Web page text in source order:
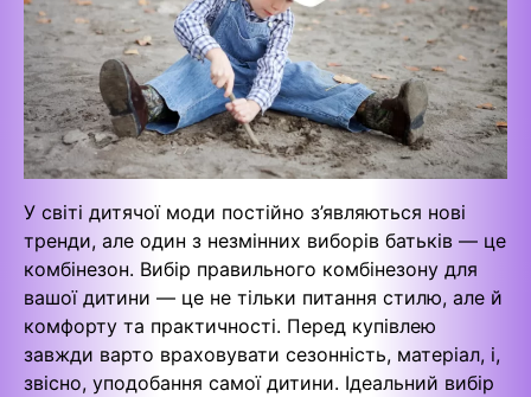
У світі дитячої моди постійно з’являються нові
тренди, але один з незмінних виборів батьків — це
комбінезон. Вибір правильного комбінезону для
вашої дитини — це не тільки питання стилю, але й
комфорту та практичності. Перед купівлею
завжди варто враховувати сезонність, матеріал, і,
звісно, уподобання самої дитини. Ідеальний вибір